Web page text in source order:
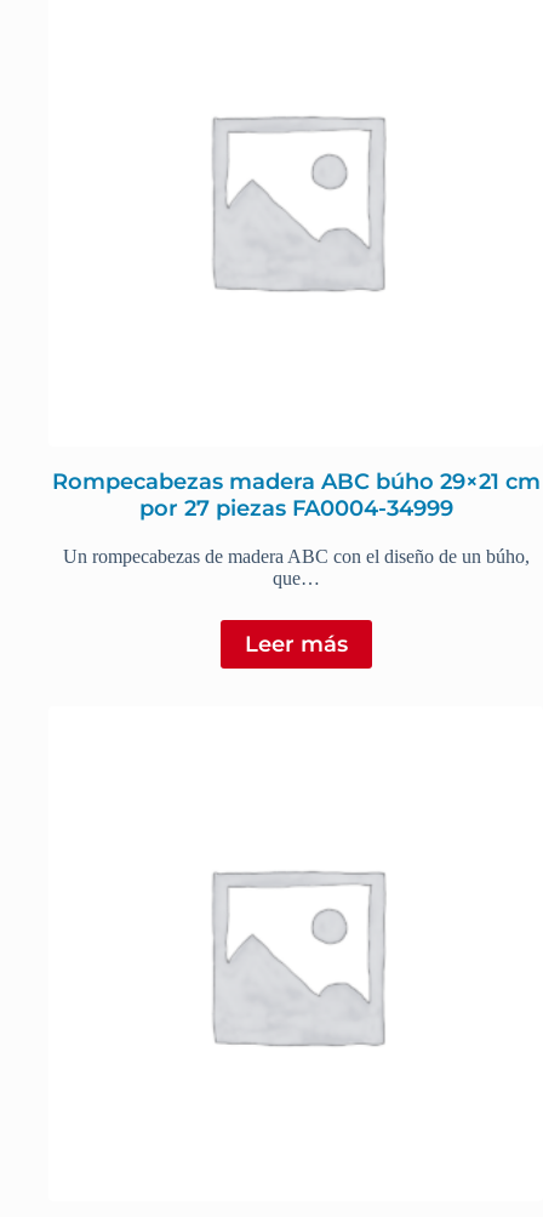
Rompecabezas madera ABC búho 29×21 cm
por 27 piezas FA0004-34999
Un rompecabezas de madera ABC con el diseño de un búho,
que…
Leer más